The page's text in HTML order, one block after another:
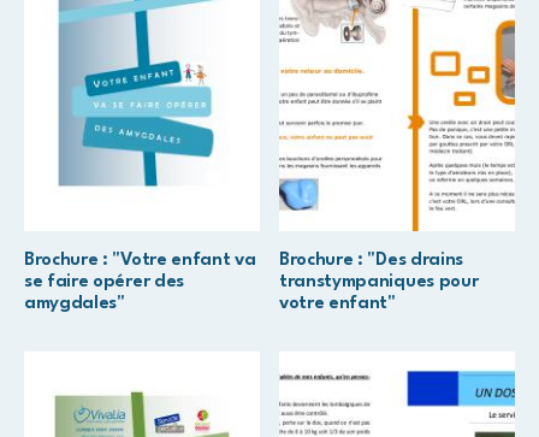
Brochure : "Votre enfant va
se faire opérer des
amygdales"
Brochure : "Des drains
transtympaniques pour
votre enfant"